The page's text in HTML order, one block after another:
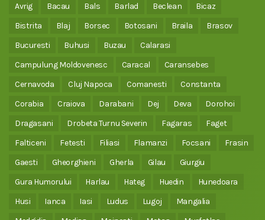
Avrig
Bacau Bals Barlad Beclean
Bicaz
Bistrita
Blaj Borsec Botosani Braila
Brasov
Bucuresti
Buhusi Buzau
Calarasi
Campulung Moldovenesc
Caracal
Caransebes
Cernavoda
Cluj Napoca Comanesti
Constanta
Corabia
Craiova Darabani Dej Deva
Dorohoi
Dragasani
Drobeta Turnu Severin Fagaras
Faget
Falticeni
Fetesti Filiasi Flamanzi Focsani
Frasin
Gaesti
Gheorghieni Gherla Gilau
Giurgiu
Gura Humorului
Harlau Hateg Huedin
Hunedoara
Husi
Ianca Iasi Ludus Lugoj
Mangalia